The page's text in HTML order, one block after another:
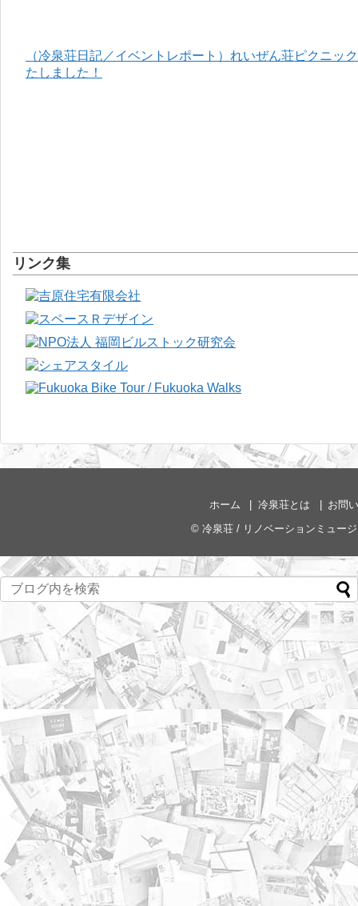
（冷泉荘日記／イベントレポート）れいぜん荘ピクニッ
たしました！
リンク集
ホーム 冷泉荘とは
お問
© 冷泉荘 / リノベーションミュー